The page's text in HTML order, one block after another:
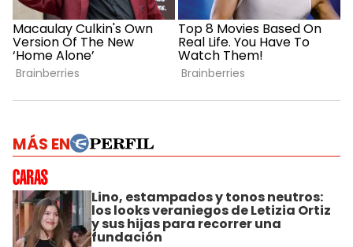
MÁS EN
Lino, estampados y tonos neutros:
los looks veraniegos de Letizia Ortiz
y sus hijas para recorrer una
fundación